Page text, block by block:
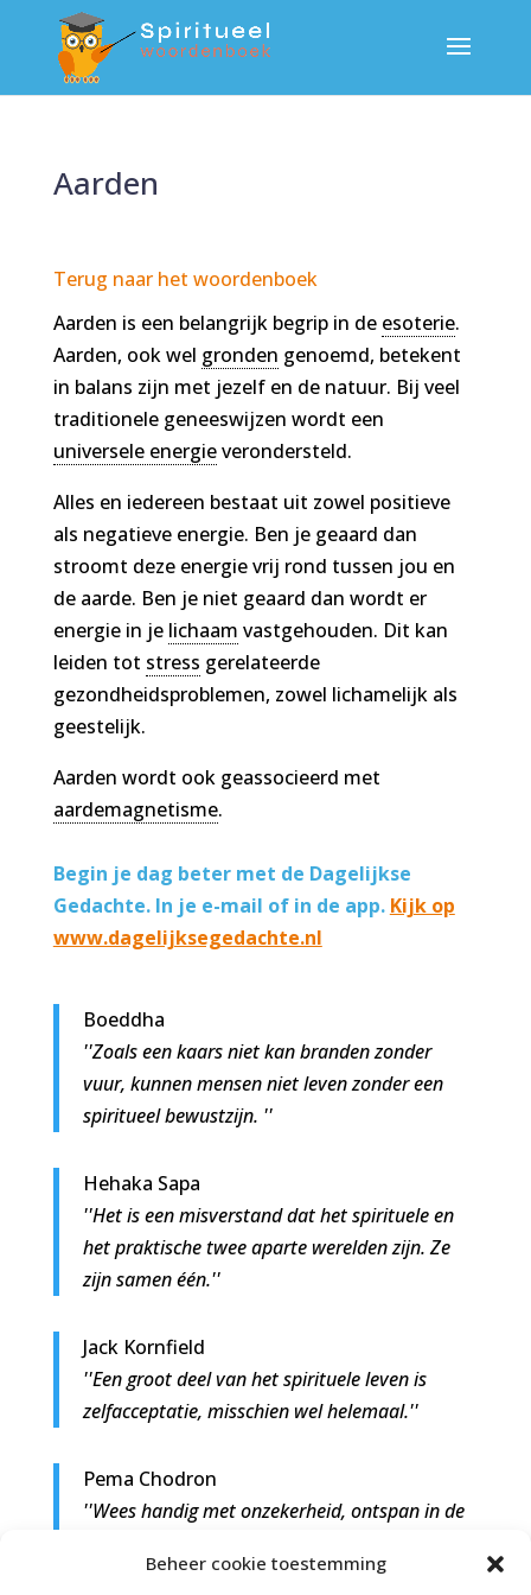
Beheer cookie toestemming
Aarden
Terug naar het woordenboek
Aarden is een belangrijk begrip in de esoterie.
Aarden, ook wel gronden genoemd, betekent
in balans zijn met jezelf en de natuur. Bij veel
traditionele geneeswijzen wordt een
universele energieverondersteld.
Alles en iedereen bestaat uit zowel positieve
als negatieve energie. Ben je geaard dan
stroomt deze energie vrij rond tussen jou en
de aarde. Ben je niet geaard dan wordt er
energie in je lichaam vastgehouden. Dit kan
leiden tot stress gerelateerde
gezondheidsproblemen, zowel lichamelijk als
geestelijk.
Aarden wordt ook geassocieerd met
aardemagnetisme.
Begin je dag beter met de Dagelijkse
Gedachte. In je e-mail of in de app. Kijk op
www.dagelijksegedachte.nl
Boeddha
''Zoals een kaars niet kan branden zonder
vuur, kunnen mensen niet leven zonder een
spiritueel bewustzijn. ''
Hehaka Sapa
''Het is een misverstand dat het spirituele en
het praktische twee aparte werelden zijn. Ze
zijn samen één.''
Jack Kornfield
''Een groot deel van het spirituele leven is
zelfacceptatie, misschien wel helemaal.''
Pema Chodron
''Wees handig met onzekerheid, ontspan in de
spirituele pad.''